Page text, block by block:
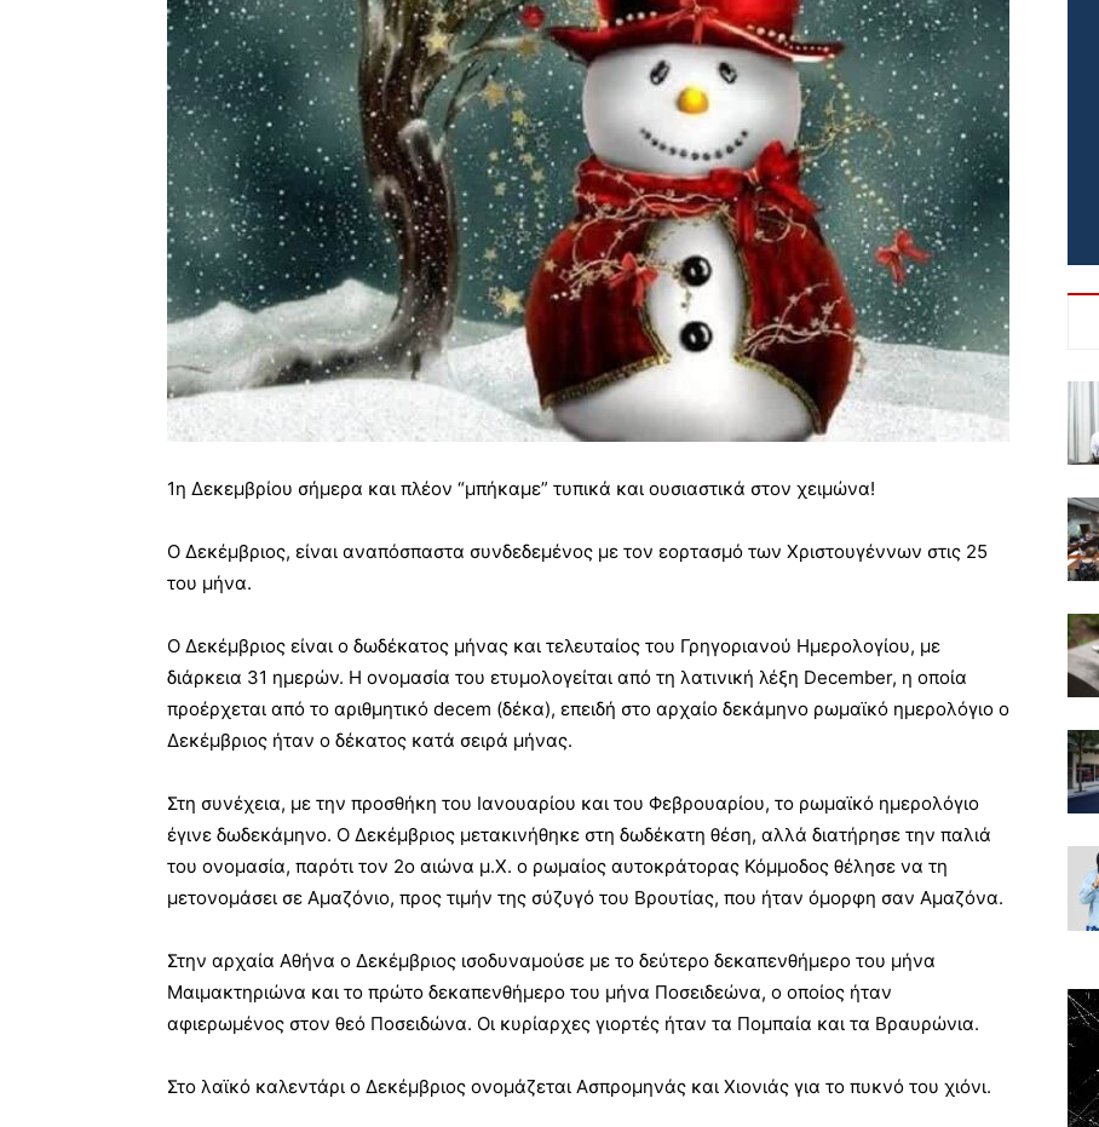
1η Δεκεμβρίου σήμερα και πλέον “μπήκαμε” τυπικά και ουσιαστικά στον χειμώνα!
Ο Δεκέμβριος, είναι αναπόσπαστα συνδεδεμένος με τον εορτασμό των Χριστουγέννων στις 25
του μήνα.
Ο Δεκέμβριος είναι ο δωδέκατος μήνας και τελευταίος του Γρηγοριανού Ημερολογίου, με
διάρκεια 31 ημερών. Η ονομασία του ετυμολογείται από τη λατινική λέξη December, η οποία
προέρχεται από το αριθμητικό decem (δέκα), επειδή στο αρχαίο δεκάμηνο ρωμαϊκό ημερολόγιο ο
Δεκέμβριος ήταν ο δέκατος κατά σειρά μήνας.
Στη συνέχεια, με την προσθήκη του Ιανουαρίου και του Φεβρουαρίου, το ρωμαϊκό ημερολόγιο
έγινε δωδεκάμηνο. Ο Δεκέμβριος μετακινήθηκε στη δωδέκατη θέση, αλλά διατήρησε την παλιά
του ονομασία, παρότι τον 2ο αιώνα μ.Χ. ο ρωμαίος αυτοκράτορας Κόμμοδος θέλησε να τη
μετονομάσει σε Αμαζόνιο, προς τιμήν της σύζυγό του Βρουτίας, που ήταν όμορφη σαν Αμαζόνα.
Στην αρχαία Αθήνα ο Δεκέμβριος ισοδυναμούσε με το δεύτερο δεκαπενθήμερο του μήνα
Μαιμακτηριώνα και το πρώτο δεκαπενθήμερο του μήνα Ποσειδεώνα, ο οποίος ήταν
αφιερωμένος στον θεό Ποσειδώνα. Οι κυρίαρχες γιορτές ήταν τα Πομπαία και τα Βραυρώνια.
Στο λαϊκό καλεντάρι ο Δεκέμβριος ονομάζεται Ασπρομηνάς και Χιονιάς για το πυκνό του χιόνι.